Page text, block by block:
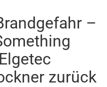
–
zurück